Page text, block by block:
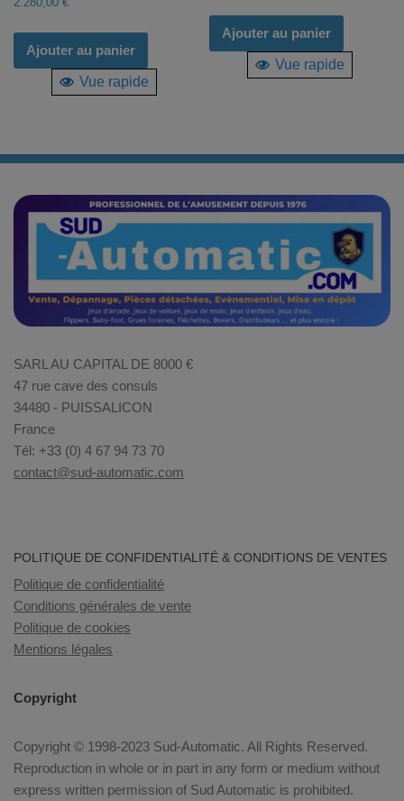
Ajouter au panier
Vue rapide
Ajouter au panier
Vue rapide
SARL AU CAPITAL DE 8000 €
47 rue cave des consuls
34480 - PUISSALICON
France
Tél: +33 (0) 4 67 94 73 70
contact@sud-automatic.com
POLITIQUE DE CONFIDENTIALITÉ & CONDITIONS DE VENTES
Politique de confidentialité
Conditions générales de vente
Politique de cookies
Mentions légales
Copyright
Copyright © 1998-2023 Sud-Automatic. All Rights Reserved.
Reproduction in whole or in part in any form or medium without
express written permission of Sud Automatic is prohibited.